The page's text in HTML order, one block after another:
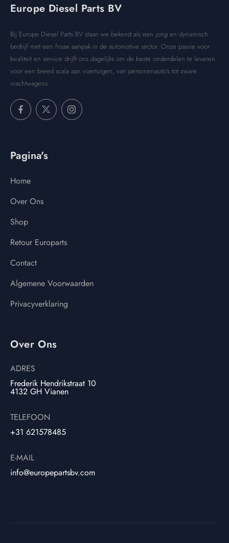
Europe Diesel Parts BV
Bij Europe Diesel Parts BV staan we bekend als een jong en dynamisch
bedrijf met een frisse aanpak in de automotive sector. Onze passie voor
kwaliteit en service drijft ons dagelijks om de beste onderdelen te leveren
voor een breed scala aan voertuigen, van personenauto’s tot zware
vrachtwagens.
Pagina's
Home
Over Ons
Shop
Retour Europarts
Contact
Algemene Voorwaarden
Privacyverklaring
Over Ons
ADRES
Frederik Hendrikstraat 10
4132 GH Vianen
TELEFOON
+31 621578485
E-MAIL
info@europepartsbv.com